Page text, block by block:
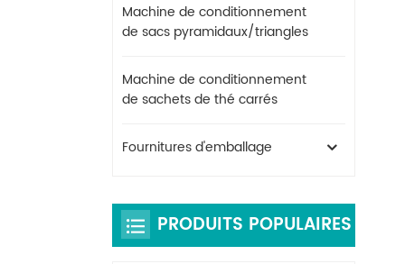
Machine de conditionnement
de sacs pyramidaux/triangles
Machine de conditionnement
de sachets de thé carrés
Fournitures d'emballage
PRODUITS POPULAIRES